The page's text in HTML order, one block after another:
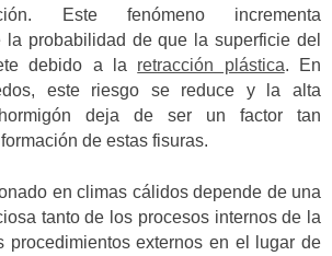
Este fenómeno incrementa
la probabilidad de que la superficie del
debido a la retracción plástica. En
este riesgo se reduce y la alta
deja de ser un factor tan
de estas fisuras.
en climas cálidos depende de una
tanto de los procesos internos de la
procedimientos externos en el lugar de